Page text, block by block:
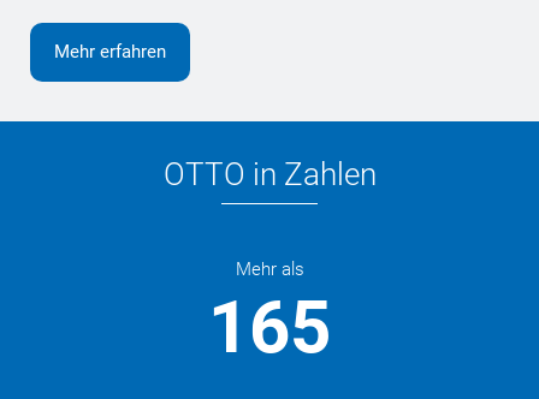
Mehr erfahren
OTTO in Zahlen
Mehr als
165